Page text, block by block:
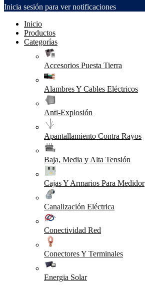
Inicia sesión para ver notificaciones
Inicio
Productos
Categorías
Accesorios Puesta Tierra
Alambres Y Cables Eléctricos
Anti-Explosión
Apantallamiento Contra Rayos
Baja, Media y Alta Tensión
Cajas Y Armarios Para Medidor
Canalización Eléctrica
Conectividad Red
Conectores Y Terminales
Energia Solar